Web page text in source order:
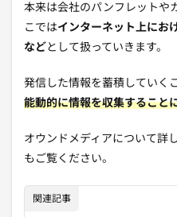
本来は会社のパンフレットや
こではインターネット上にお
など として扱っていきます。
発信した情報を蓄積していく
能動的に情報を収集すること
オウンドメディアについて詳
もご覧ください。
関連記事